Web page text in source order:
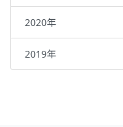
2020年
2019年